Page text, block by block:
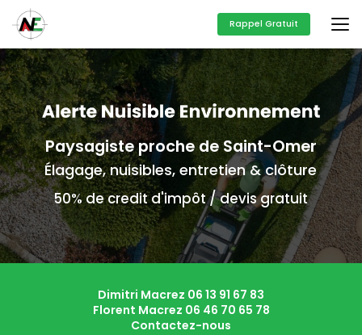
au
contenu
principal
Rappel Gratuit
Paysagiste proche de Saint-Omer
Élagage, nuisibles, entretien & clôture
50% de credit d'impôt / devis gratuit
Dimitri Macrez 06 13 91 67 83
Florent Macrez 06 46 70 65 78
Contactez-nous